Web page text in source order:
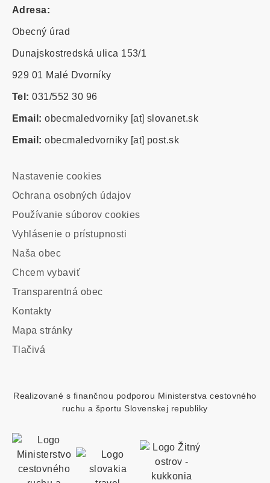
Adresa:
Obecný úrad
Dunajskostredská ulica 153/1
929 01 Malé Dvorníky
Tel: 031/552 30 96
Email: obecmaledvorniky [at] slovanet.sk
Email: obecmaledvorniky [at] post.sk
Main
navigation
Naša obec
Chcem vybaviť
Transparentná obec
Kontakty
Footer
custom
Mapa stránky
Tlačivá
Footer
-
Nastavenie cookies
Ochrana osobných údajov
Používanie súborov cookies
Vyhlásenie o prístupnosti
Realizované s finančnou podporou Ministerstva cestovného
ruchu a športu Slovenskej republiky